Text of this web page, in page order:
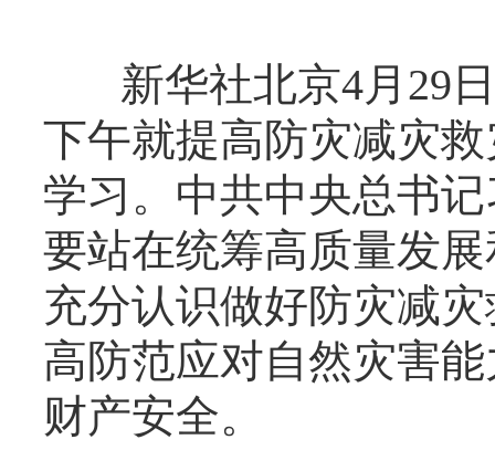
新华社北京4月29日
下午就提高防灾减灾
学习。中共中央总书
要站在统筹高质量发
充分认识做好防灾减
高防范应对自然灾害
财产安全。